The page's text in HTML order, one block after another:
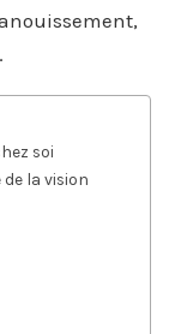
soi
de la vision